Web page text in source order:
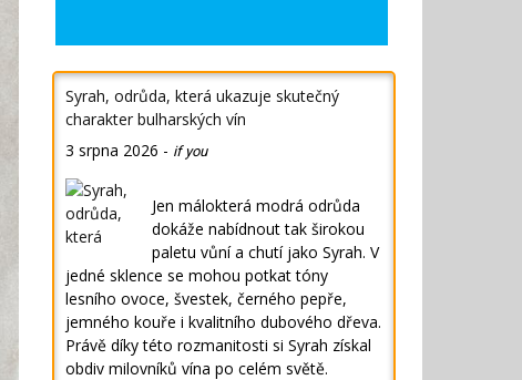
Syrah, odrůda, která ukazuje skutečný
charakter bulharských vín
3 srpna 2026 - if you
Jen málokterá modrá odrůda
dokáže nabídnout tak širokou
paletu vůní a chutí jako Syrah. V
jedné sklence se mohou potkat tóny
lesního ovoce, švestek, černého pepře,
jemného kouře i kvalitního dubového dřeva.
Právě díky této rozmanitosti si Syrah získal
obdiv milovníků vína po celém světě.